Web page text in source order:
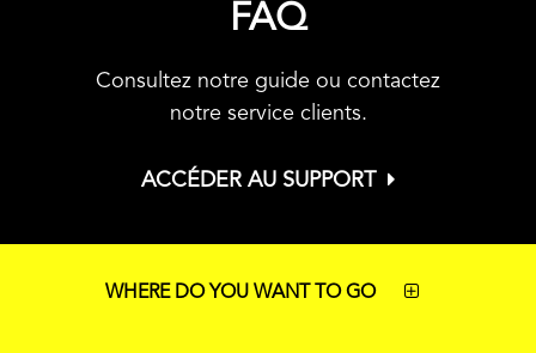
FAQ
Consultez notre guide ou contactez
notre service clients.
ACCÉDER AU SUPPORT
WHERE DO YOU WANT TO GO